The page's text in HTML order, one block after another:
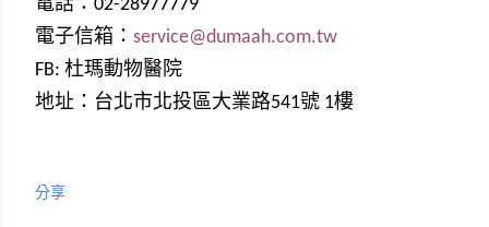
電話： 02-28977779
電子信箱： service@dumaah.com.tw
FB: 杜瑪動物醫院
地址：台北市北投區大業路541號 1樓
分享